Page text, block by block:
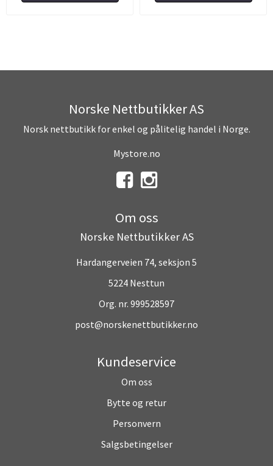
Norske Nettbutikker AS
Norsk nettbutikk for enkel og pålitelig handel i Norge.
Mystore.no
Om oss
Norske Nettbutikker AS
Hardangerveien 74, seksjon 5
5224 Nesttun
Org. nr. 999528597
post@norskenettbutikker.no
Kundeservice
Om oss
Bytte og retur
Personvern
Salgsbetingelser